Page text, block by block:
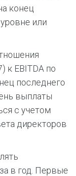
конец
или
к EBITDA по
последнего
выплаты
с учетом
директоров
в год. Первые